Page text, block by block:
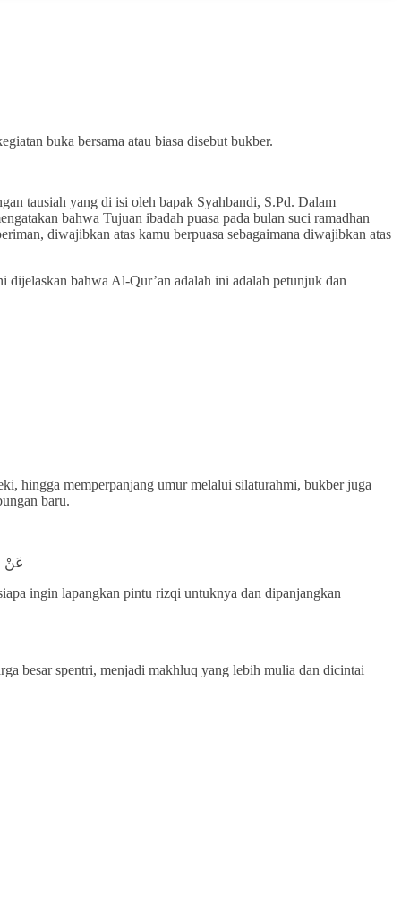
buka bersama atau biasa disebut bukber.
tausiah yang di isi oleh bapak Syahbandi, S.Pd. Dalam
bahwa Tujuan ibadah puasa pada bulan suci ramadhan
diwajibkan atas kamu berpuasa sebagaimana diwajibkan atas
bahwa Al-Qur’an adalah ini adalah petunjuk dan
hingga memperpanjang umur melalui silaturahmi, bukber juga
baru.
عَنْ
ingin lapangkan pintu rizqi untuknya dan dipanjangkan
besar spentri, menjadi makhluq yang lebih mulia dan dicintai